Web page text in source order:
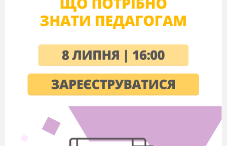
Слухання казки «Цікава Мотузочка»
(Розповідаючи казку, вихователь викладає з
мотузочки на «Геокопті» різні фігури,
самі дії на своїх «мотузяних конструкторах»).
«Була на світі дона допитлива Мотузочка.
Ось така, немов пряма лінія. Одного дня
набридло їй нерухомо лежати, і стала вона
високу красиву ялинку (викладають з трьох
трикутників). Біля ялинки став будиночок
(прямокутник стіни, дах трикутник).